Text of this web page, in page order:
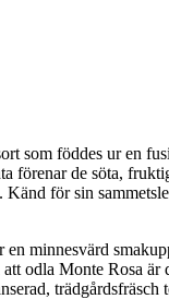
som föddes ur en
de söta,
Känd för sin
en minnesvärd
att odla Monte Rosa